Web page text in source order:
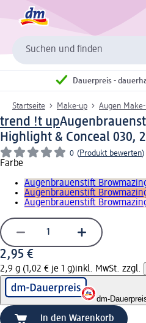
Suchen und finden
Dauerpreis -
Startseite Make-up Augen
trend !t up
Highlight & Conceal 030,
0 (Produkt bewerten)
Farbe
Augenbrauenstift
Augenbrauenstift
Augenbrauenstift
2,95 €
2,9 g (1,02 € je 1 g)inkl. MwSt. zzgl.
dm-
In den Warenkorb